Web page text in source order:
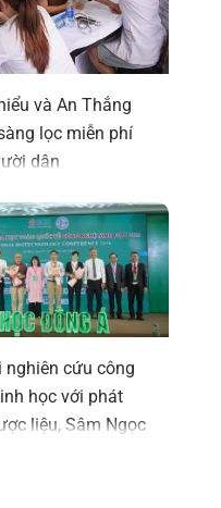
thuyết minh xây
giá đất, quyết định
công dân tháng
cho thuê nhà do
và Khai thác nhà
khai thác
cần thuê xe thực
phục vụ công
PCLB năm 2026
đơn vị chậm
BHYT, BHTN
và An Thắng
lọc miễn phí
dân
nghiên cứu công
học với phát
liệu, Sâm Ngọc